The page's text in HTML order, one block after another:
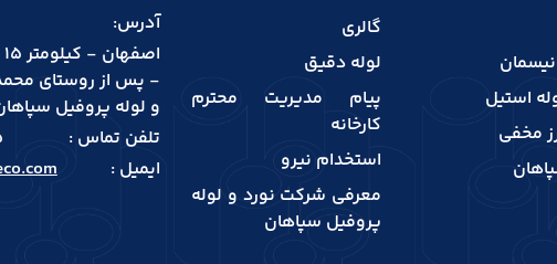
استیل
مخفی
گالری
لوله دقیق
پیام مدیریت محترم
کارخانه
استخدام نیرو
معرفی شرکت نورد و لوله
پروفیل سپاهان
آدرس:
- پس از روستای
و لوله پروفیل
تلفن تماس :
ایمیل :